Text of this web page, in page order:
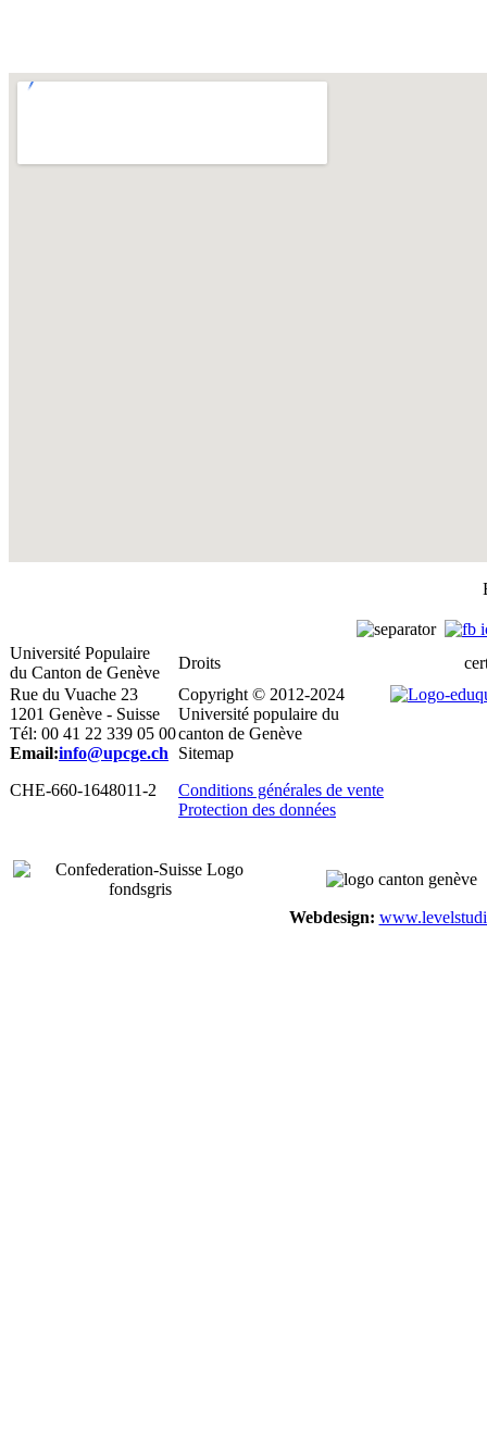
Université Populaire
du Canton de Genève
Droits
Rue du Vuache 23
1201 Genève - Suisse
Tél: 00 41 22 339 05 00
Email:info@upcge.ch
CHE-660-1648011-2
Copyright © 2012-2024
Université populaire du
canton de Genève
Sitemap
Conditions générales de vente
Protection des données
Webdesign: